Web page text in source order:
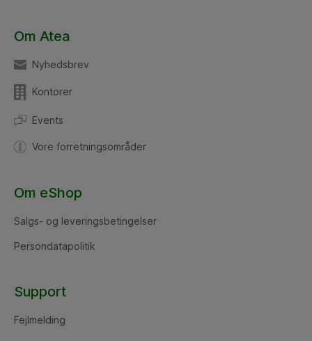
Om Atea
Nyhedsbrev
Kontorer
Events
Vore forretningsområder
Om eShop
Salgs- og leveringsbetingelser
Persondatapolitik
Support
Fejlmelding